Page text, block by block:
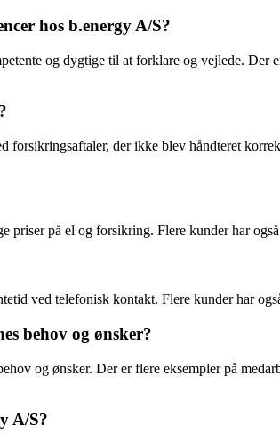
hos b.energy A/S?
og dygtige til at forklare og vejlede.
der ikke blev håndteret
priser på el og forsikring. Flere kunder har
ved telefonisk kontakt. Flere kunder har
behov og ønsker?
og ønsker. Der er flere eksempler på
A/S?